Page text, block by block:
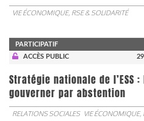
VIE ÉCONOMIQUE, RSE & SOLIDARITÉ
PARTICIPATIF
ACCÈS PUBLIC
Stratégie nationale de l’ESS
gouverner par abstention
RELATIONS SOCIALES VIE ÉCONOMIQUE,